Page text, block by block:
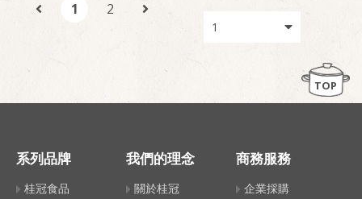
1 2
TOP
系列品牌
桂冠食品
我們的理念
關於桂冠
商務服務
企業採購